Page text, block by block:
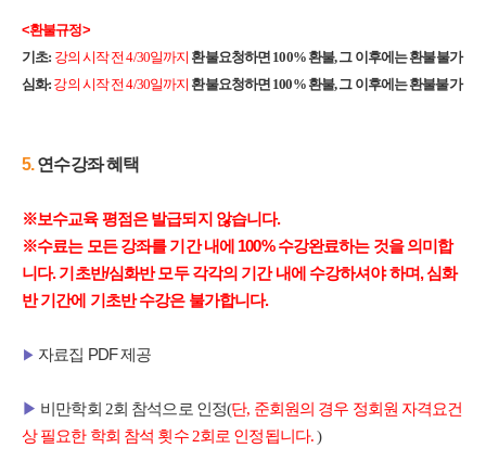
<환불규정>
기초: 강의 시작 전 4/30일까지 환불요청하면 100% 환불,그 이후에는 환불불가
심화: 강의 시작 전 4/30일까지 환불요청하면 100% 환불, 그 이후에는 환불불가
5.​연수강좌 혜택
※보수교육 평점은 발급되지 않습니다.
※수료는 모든 강좌를 기간 내에 100% 수강완료하는 것을 의미합
니다. 기초반/심화반 모두 각각의 기간 내에 수강하셔야 하며, 심화
반 기간에 기초반 수강은 불가합니다.
▶ 자료집 PDF 제공
▶ 비만학회 2회 참석으로 인정(단, 준회원의 경우 정회원 자격요건
상 필요한 학회 참석 횟수 2회로 인정됩니다.)